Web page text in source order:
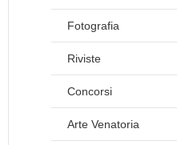
Fotografia
Riviste
Concorsi
Arte Venatoria